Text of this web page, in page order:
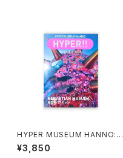
HYPER MUSEUM HANNO: H
YPER!! magazine 2026 増田
セバスチャン
¥3,850